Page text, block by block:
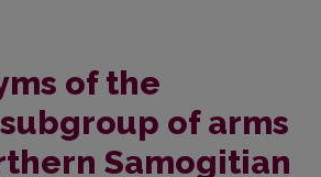
of the
of arms
Samogitian